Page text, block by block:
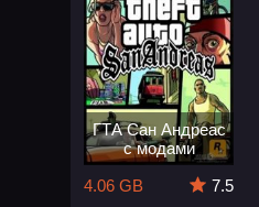
ГТА Сан Андреас
с модами
4.06 GB
7.5